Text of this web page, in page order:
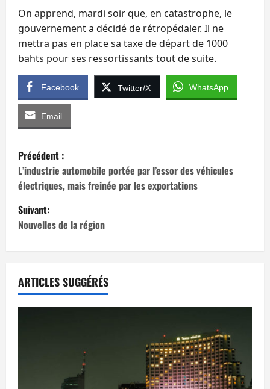
On apprend, mardi soir que, en catastrophe, le
gouvernement a décidé de rétropédaler. Il ne
mettra pas en place sa taxe de départ de 1000
bahts pour ses ressortissants tout de suite.
Facebook Twitter/X WhatsApp
Email
N
a
v
i
g
a
t
Précédent :
L’industrie automobile portée par l’essor des véhicules
électriques, mais freinée par les exportations
Suivant:
Nouvelles de la région
ARTICLES SUGGÉRÉS